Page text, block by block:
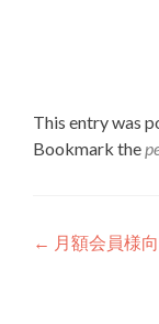
This entry was
Bookmark the
Post
← 月額会員様